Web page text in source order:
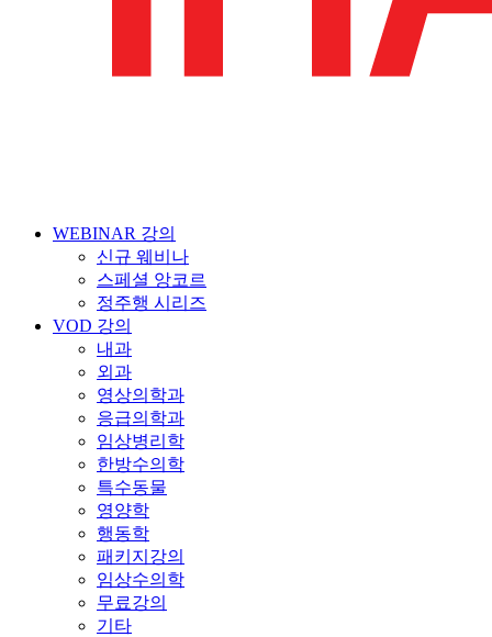
WEBINAR 강의
신규 웨비나
스페셜 앙코르
정주행 시리즈
VOD 강의
내과
외과
영상의학과
응급의학과
임상병리학
한방수의학
특수동물
영양학
행동학
패키지강의
임상수의학
무료강의
기타